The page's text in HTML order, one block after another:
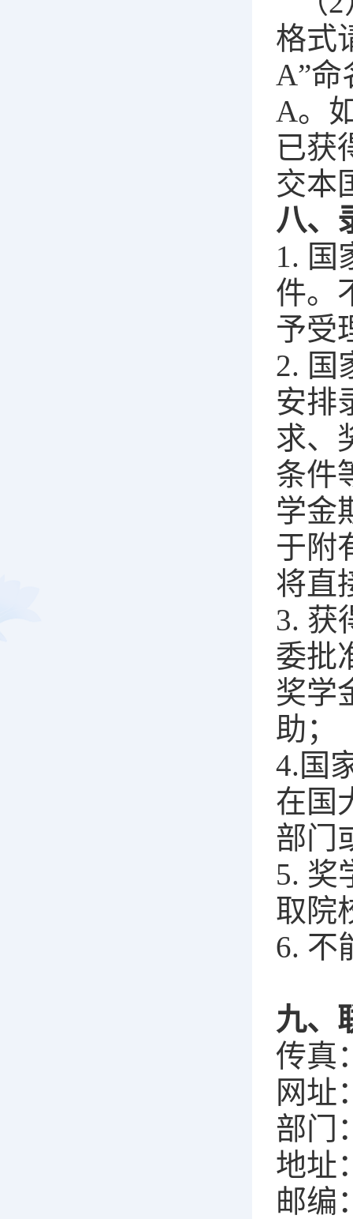
格式
A”命
A。
已获
交本
八、
1. 国
件。
予受
2. 国
安排
求、
条件
学金
于附
将直
3. 获
委批
奖学
助；
4.国
在国
部门
5. 奖
取院
6. 不
九、
传真
网址
部门
地址
邮编